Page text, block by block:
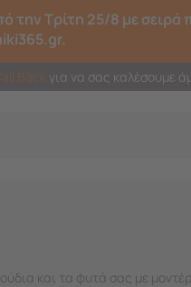
Τρίτη 25/8 με
Back για να σας καλέσουμε
και τα φυτά σας με